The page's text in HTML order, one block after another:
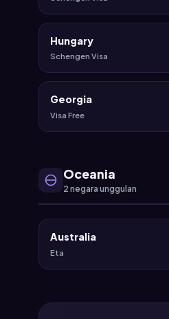
Hungary
Schengen Visa
Georgia
Visa Free
Oceania
2 negara unggulan
Australia
Eta